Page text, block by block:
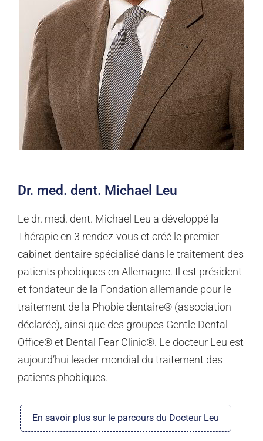
Dr. med. dent. Michael Leu
Le dr. med. dent. Michael Leu a développé la
Thérapie en 3 rendez-vous et créé le premier
cabinet dentaire spécialisé dans le traitement des
patients phobiques en Allemagne. Il est président
et fondateur de la Fondation allemande pour le
traitement de la Phobie dentaire® (association
déclarée), ainsi que des groupes Gentle Dental
Office® et Dental Fear Clinic®. Le docteur Leu est
aujourd’hui leader mondial du traitement des
patients phobiques.
En savoir plus sur le parcours du Docteur Leu